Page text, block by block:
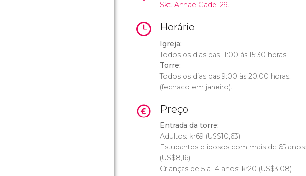
Skt. Annae Gade, 29.
Horário
Igreja:
Todos os dias das 11:00 às 15:30 horas.
Torre:
Todos os dias das 9:00 às 20:00 horas.
(fechado em janeiro).
Preço
Entrada da torre:
Adultos: kr69 (US$10,63)
Estudantes e idosos com mais de 65 anos:
(US$8,16)
Crianças de 5 a 14 anos: kr20 (US$3,08)